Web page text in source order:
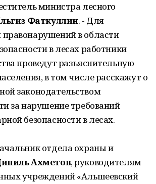
министра лесного
Фаткуллин. - Для
в области
в лесах работники
проведут разъяснительную
в том числе расскажут о
законодательством
за нарушение требований
безопасности в лесах.
отдела охраны и
Ахметов, руководителям
учреждений «Альшеевский